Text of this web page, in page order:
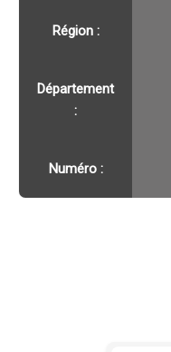
Région :️
Département
:
Numéro :